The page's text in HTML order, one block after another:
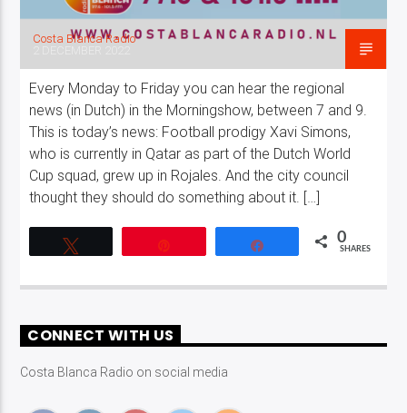
Costa Blanca Radio
Every Monday to Friday you can hear the regional
news (in Dutch) in the Morningshow, between 7 and 9.
This is today’s news: Football prodigy Xavi Simons,
who is currently in Qatar as part of the Dutch World
Cup squad, grew up in Rojales. And the city council
thought they should do something about it. […]
0
SHARES
CONNECT WITH US
Costa Blanca Radio on social media